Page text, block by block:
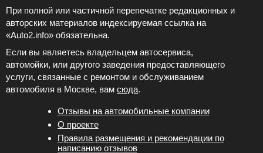
При полной или частичной перепечатке редакционных и
авторских материалов индексируемая ссылка на
«Auto2.info» обязательна.
Если вы являетесь владельцем автосервиса,
автомойки, или другого заведения предоставляющего
услуги, связанные с ремонтом и обслуживанием
автомобиля в Москве, вам сюда.
Отзывы на автомобильные компании